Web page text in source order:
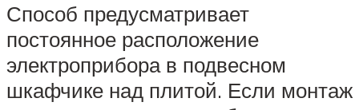
Способ предусматривает
постоянное расположение
электроприбора в подвесном
шкафчике над плитой. Если монтаж